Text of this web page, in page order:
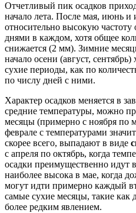
Отчетливый пик осадков
начало лета. После мая, июнь
относительно высокую
днями в каждом, хотя общее
снижается (2 мм). Зимние
начало осени (август,
сухие периоды, как по
по числу дней с ними.
Характер осадков меняется в
средние температуры, можно
месяцы (примерно с ноября по
феврале с температурами
скорее всего, выпадают в виде
с апреля по октябрь, когда
осадки преимущественно идут
наиболее высока в мае, когда
могут идти примерно каждый
самые сухие месяцы, такие как
более редким явлением.